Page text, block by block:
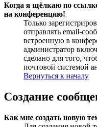
Когда я щёлкаю по
на конференцию!
Только
отправлять email-
встроенную в
администратор
сделано для того,
почтовой системой
Вернуться к началу
Создание
Как мне создать новую